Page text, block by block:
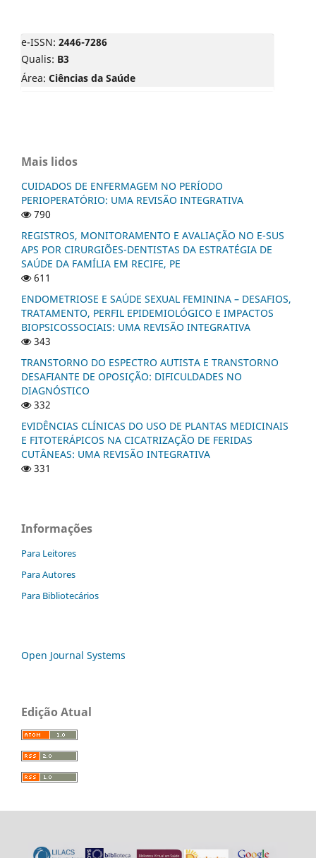
e-ISSN: 2446-7286
Qualis: B3
Área: Ciências da Saúde
Mais lidos
CUIDADOS DE ENFERMAGEM NO PERÍODO
PERIOPERATÓRIO: UMA REVISÃO INTEGRATIVA
790
REGISTROS, MONITORAMENTO E AVALIAÇÃO NO E-SUS
APS POR CIRURGIÕES-DENTISTAS DA ESTRATÉGIA DE
SAÚDE DA FAMÍLIA EM RECIFE, PE
611
ENDOMETRIOSE E SAÚDE SEXUAL FEMININA – DESAFIOS,
TRATAMENTO, PERFIL EPIDEMIOLÓGICO E IMPACTOS
BIOPSICOSSOCIAIS: UMA REVISÃO INTEGRATIVA
343
TRANSTORNO DO ESPECTRO AUTISTA E TRANSTORNO
DESAFIANTE DE OPOSIÇÃO: DIFICULDADES NO
DIAGNÓSTICO
332
EVIDÊNCIAS CLÍNICAS DO USO DE PLANTAS MEDICINAIS
E FITOTERÁPICOS NA CICATRIZAÇÃO DE FERIDAS
CUTÂNEAS: UMA REVISÃO INTEGRATIVA
331
Informações
Para Leitores
Para Autores
Para Bibliotecários
Open Journal Systems
Edição Atual